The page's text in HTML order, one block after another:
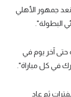
جمهور الأهلي
البطولة".
حتى آخر يوم في
في كل مباراة".
ثم عاد